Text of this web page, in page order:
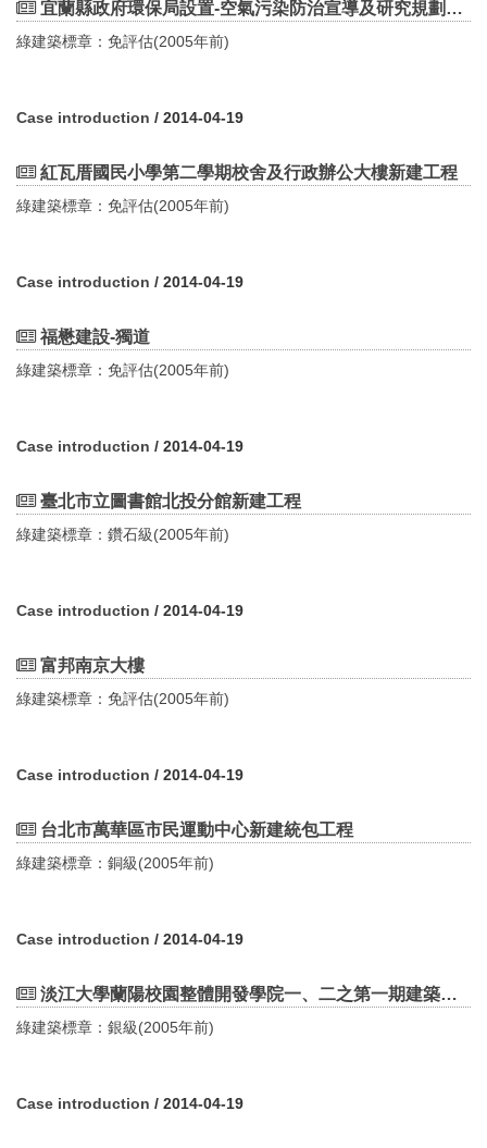
宜蘭縣政府環保局設置-空氣污染防治宣導及研究規劃計畫成果展示室
綠建築標章：免評估(2005年前)
Case introduction / 2014-04-19
紅瓦厝國民小學第二學期校舍及行政辦公大樓新建工程
綠建築標章：免評估(2005年前)
Case introduction / 2014-04-19
福懋建設-獨道
綠建築標章：免評估(2005年前)
Case introduction / 2014-04-19
臺北市立圖書館北投分館新建工程
綠建築標章：鑽石級(2005年前)
Case introduction / 2014-04-19
富邦南京大樓
綠建築標章：免評估(2005年前)
Case introduction / 2014-04-19
台北市萬華區市民運動中心新建統包工程
綠建築標章：銅級(2005年前)
Case introduction / 2014-04-19
淡江大學蘭陽校園整體開發學院一、二之第一期建築工程
綠建築標章：銀級(2005年前)
Case introduction / 2014-04-19